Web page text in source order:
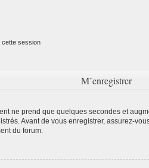
cette session
M’enregistrer
ne prend que quelques secondes et
Avant de vous enregistrer, assurez-
du forum.